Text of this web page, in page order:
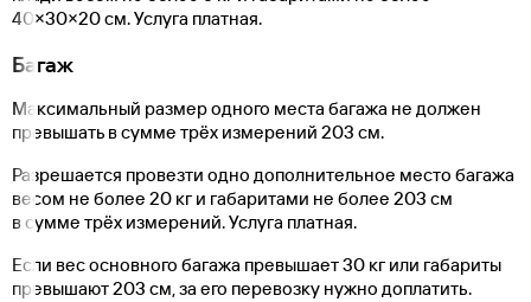
40×30×20 см. Услуга платная.
Багаж
Максимальный размер одного места багажа не должен
превышать в сумме трёх измерений 203 см.
Разрешается провезти одно дополнительное место багажа
весом не более 20 кг и габаритами не более 203 см
в сумме трёх измерений. Услуга платная.
Если вес основного багажа превышает 30 кг или габариты
превышают 203 см, за его перевозку нужно доплатить.